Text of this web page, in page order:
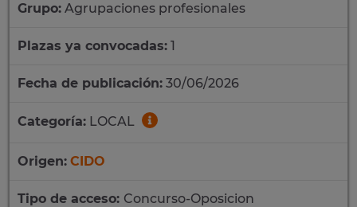
Grupo: Agrupaciones profesionales
Plazas ya convocadas: 1
Fecha de publicación: 30/06/2026
Categoría: LOCAL
Origen: CIDO
Tipo de acceso: Concurso-Oposicion